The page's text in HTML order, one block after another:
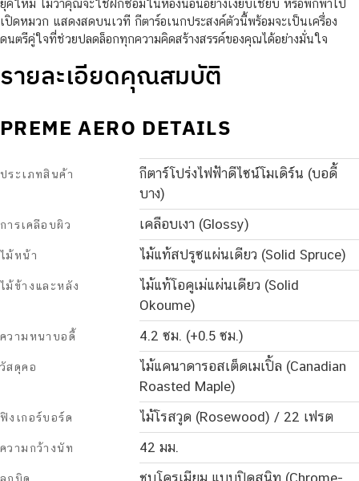
ยุคใหม่ ไม่ว่าคุณจะใช้ฝึกซ้อมในห้องนอนอย่างเงียบเชียบ หรือพกพาไป
เปิดหมวก แสดงสดบนเวที กีตาร์อเนกประสงค์ตัวนี้พร้อมจะเป็นเครื่อง
ดนตรีคู่ใจที่ช่วยปลดล็อกทุกความคิดสร้างสรรค์ของคุณได้อย่างมั่นใจ
รายละเอียดคุณสมบัติ
PREME AERO DETAILS
ประเภทสินค้า
กีตาร์โปร่งไฟฟ้าดีไซน์โมเดิร์น (บอดี้
บาง)
การเคลือบผิว เคลือบเงา (Glossy)
ไม้หน้า ไม้แท้สปรูซแผ่นเดียว (Solid Spruce)
ไม้ข้างและหลัง
ไม้แท้โอคูเม่แผ่นเดียว (Solid
Okoume)
ความหนาบอดี้ 4.2 ซม. (+0.5 ซม.)
วัสดุคอ
ไม้แคนาดารอสเต็ดเมเปิ้ล (Canadian
Roasted Maple)
ฟิงเกอร์บอร์ด ไม้โรสวูด (Rosewood) / 22 เฟรต
ความกว้างนัท 42 มม.
ลูกบิด
ชุบโครเมียม แบบปิดสนิท (Chrome-